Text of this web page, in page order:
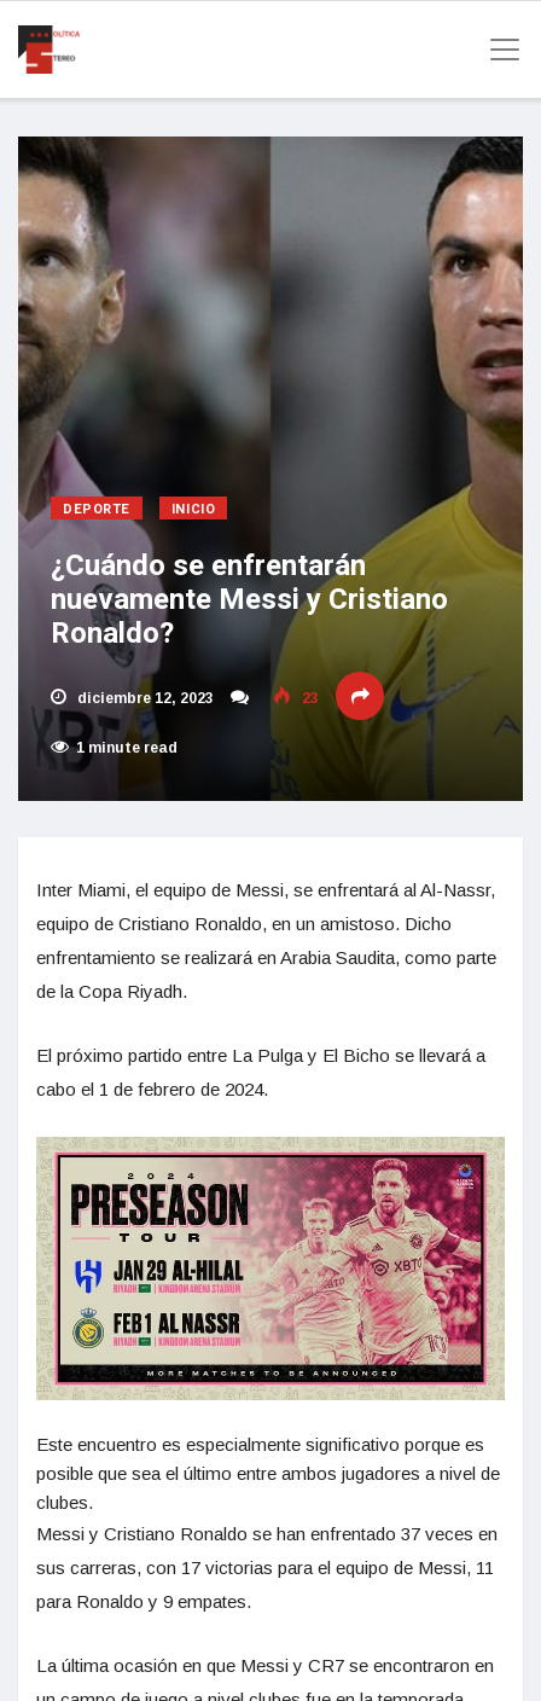
DEPORTE INICIO
¿Cuándo se enfrentarán
nuevamente Messi y Cristiano
Ronaldo?
diciembre 12, 2023 23
1 minute read
Inter Miami, el equipo de Messi, se enfrentará al Al-Nassr,
equipo de Cristiano Ronaldo, en un amistoso. Dicho
enfrentamiento se realizará en Arabia Saudita, como parte
de la Copa Riyadh.
El próximo partido entre La Pulga y El Bicho se llevará a
cabo el 1 de febrero de 2024.
Este encuentro es especialmente significativo porque es
posible que sea el último entre ambos jugadores a nivel de
clubes.
Messi y Cristiano Ronaldo se han enfrentado 37 veces en
sus carreras, con 17 victorias para el equipo de Messi, 11
para Ronaldo y 9 empates.
La última ocasión en que Messi y CR7 se encontraron en